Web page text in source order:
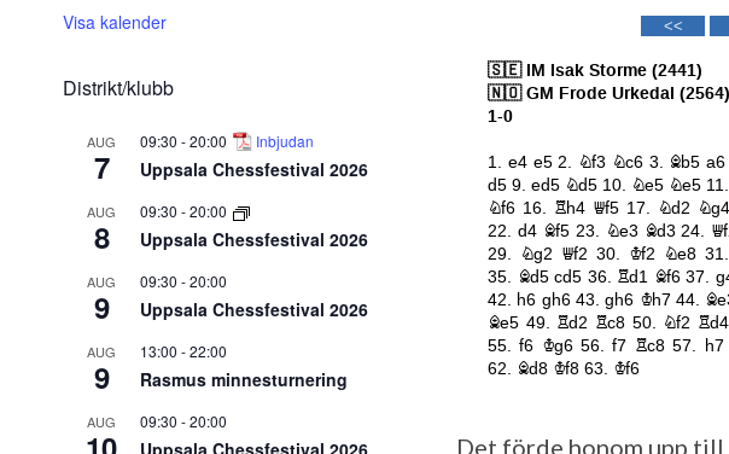
Visa kalender
Distrikt/klubb
AUG
7
09:30 -20:00 Inbjudan
Uppsala Chessfestival 2026
AUG
8
09:30 -20:00
Uppsala Chessfestival 2026
AUG
9
09:30 -20:00
Uppsala Chessfestival 2026
AUG
9
13:00 -22:00
Rasmus minnesturnering
AUG 09:30 -20:00
Uppsala Chessfestival 2026
Det förde honom upp